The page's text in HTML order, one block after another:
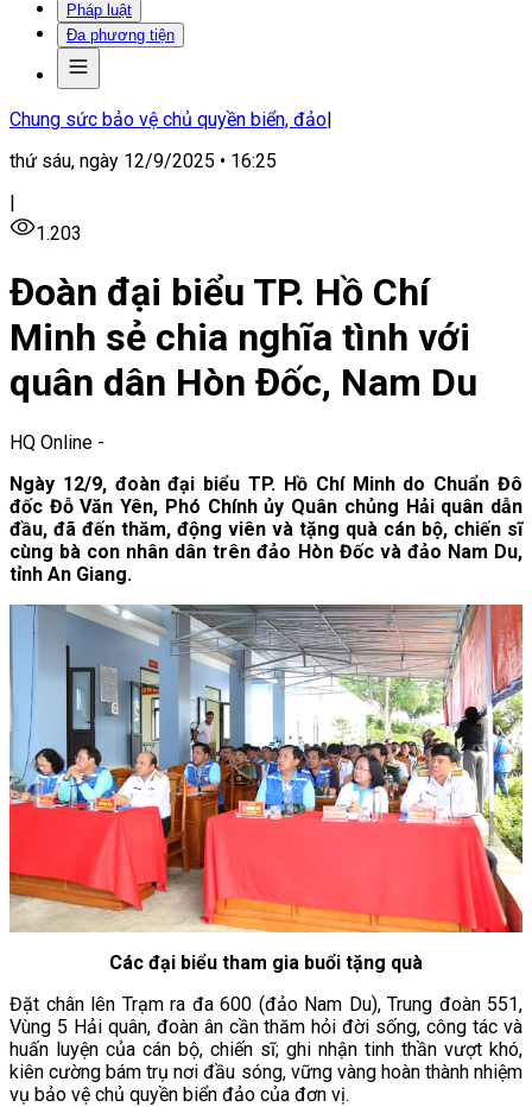
Pháp luật
Đa phương tiện
Chung sức bảo vệ chủ quyền biển, đảo|
thứ sáu, ngày 12/9/2025 • 16:25
|
1.203
Đoàn đại biểu TP. Hồ Chí
Minh sẻ chia nghĩa tình với
quân dân Hòn Đốc, Nam Du
HQ Online -
Ngày 12/9, đoàn đại biểu TP. Hồ Chí Minh do Chuẩn Đô
đốc Đỗ Văn Yên, Phó Chính ủy Quân chủng Hải quân dẫn
đầu, đã đến thăm, động viên và tặng quà cán bộ, chiến sĩ
cùng bà con nhân dân trên đảo Hòn Đốc và đảo Nam Du,
tỉnh An Giang.
Các đại biểu tham gia buổi tặng quà
Đặt chân lên Trạm ra đa 600 (đảo Nam Du), Trung đoàn 551,
Vùng 5 Hải quân, đoàn ân cần thăm hỏi đời sống, công tác và
huấn luyện của cán bộ, chiến sĩ; ghi nhận tinh thần vượt khó,
kiên cường bám trụ nơi đầu sóng, vững vàng hoàn thành nhiệm
vụ bảo vệ chủ quyền biển đảo của đơn vị.